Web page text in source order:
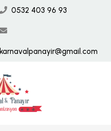
0532 403 96 93
karnavalpanayir@gmail.com